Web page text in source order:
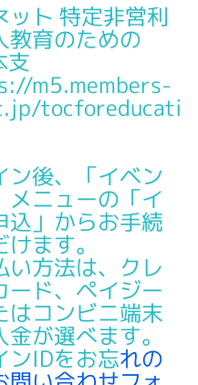
ット 特定非営利
教育のための
支
m5.members-
tocforeducati
後、「イベン
メニューの「イ
込」からお手続
ます。
方法は、クレ
ード、ペイジー
はコンビニ端末
が選べます。
IDをお忘れの